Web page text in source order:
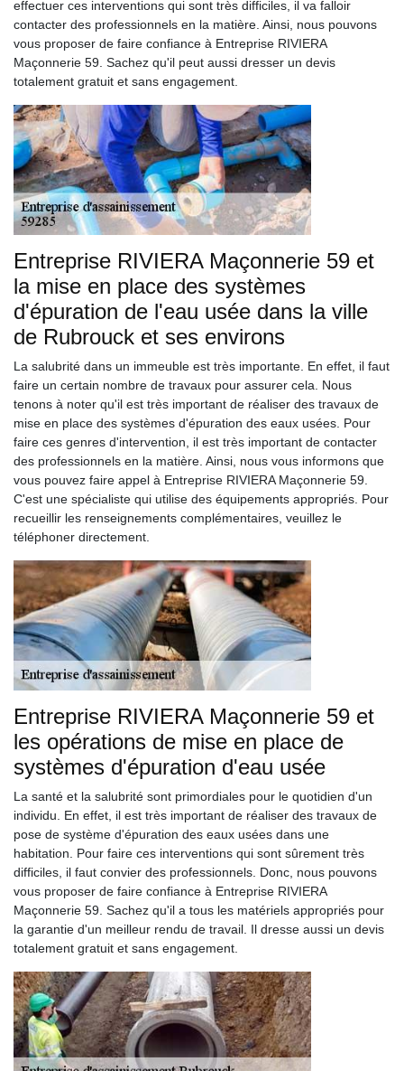
effectuer ces interventions qui sont très difficiles, il va falloir
contacter des professionnels en la matière. Ainsi, nous pouvons
vous proposer de faire confiance à Entreprise RIVIERA
Maçonnerie 59. Sachez qu'il peut aussi dresser un devis
totalement gratuit et sans engagement.
Entreprise RIVIERA Maçonnerie 59 et
la mise en place des systèmes
d'épuration de l'eau usée dans la ville
de Rubrouck et ses environs
La salubrité dans un immeuble est très importante. En effet, il faut
faire un certain nombre de travaux pour assurer cela. Nous
tenons à noter qu'il est très important de réaliser des travaux de
mise en place des systèmes d'épuration des eaux usées. Pour
faire ces genres d'intervention, il est très important de contacter
des professionnels en la matière. Ainsi, nous vous informons que
vous pouvez faire appel à Entreprise RIVIERA Maçonnerie 59.
C'est une spécialiste qui utilise des équipements appropriés. Pour
recueillir les renseignements complémentaires, veuillez le
téléphoner directement.
Entreprise RIVIERA Maçonnerie 59 et
les opérations de mise en place de
systèmes d'épuration d'eau usée
La santé et la salubrité sont primordiales pour le quotidien d'un
individu. En effet, il est très important de réaliser des travaux de
pose de système d'épuration des eaux usées dans une
habitation. Pour faire ces interventions qui sont sûrement très
difficiles, il faut convier des professionnels. Donc, nous pouvons
vous proposer de faire confiance à Entreprise RIVIERA
Maçonnerie 59. Sachez qu'il a tous les matériels appropriés pour
la garantie d'un meilleur rendu de travail. Il dresse aussi un devis
totalement gratuit et sans engagement.